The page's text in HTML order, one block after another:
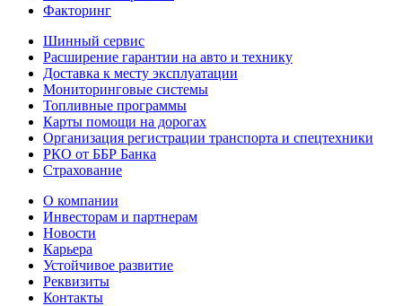
Факторинг
Шинный сервис
Расширение гарантии на авто и технику
Доставка к месту эксплуатации
Мониторинговые системы
Топливные программы
Карты помощи на дорогах
Организация регистрации транспорта и спецтехники
РКО от ББР Банка
Страхование
О компании
Инвесторам и партнерам
Новости
Карьера
Устойчивое развитие
Реквизиты
Контакты